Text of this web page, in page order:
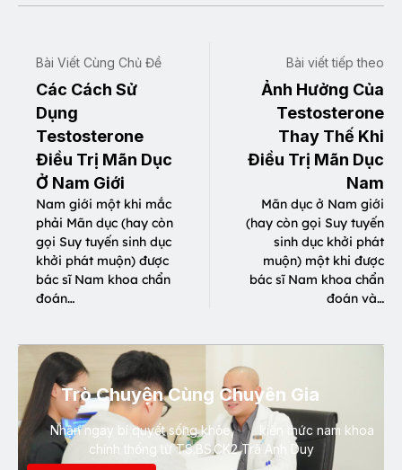
Bài Viết Cùng Chủ Đề
Các Cách Sử
Dụng
Testosterone
Điều Trị Mãn Dục
Ở Nam Giới
Nam giới một khi mắc
phải Mãn dục (hay còn
gọi Suy tuyến sinh dục
khởi phát muộn) được
bác sĩ Nam khoa chẩn
đoán…
Bài viết tiếp theo
Ảnh Hưởng Của
Testosterone
Thay Thế Khi
Điều Trị Mãn Dục
Nam
Mãn dục ở Nam giới
(hay còn gọi Suy tuyến
sinh dục khởi phát
muộn) một khi được
bác sĩ Nam khoa chẩn
đoán và…
Trò Chuyện Cùng Chuyên Gia
Nhận ngay bí quyết sống khỏe, kiến thức nam khoa
chính thống từ TS.BS.CK2 Trà Anh Duy